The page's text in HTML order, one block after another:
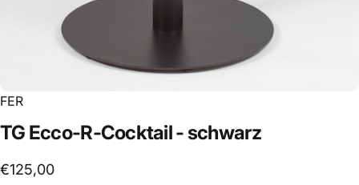
FER
TG Ecco-R-Cocktail-schwarz
€125,00